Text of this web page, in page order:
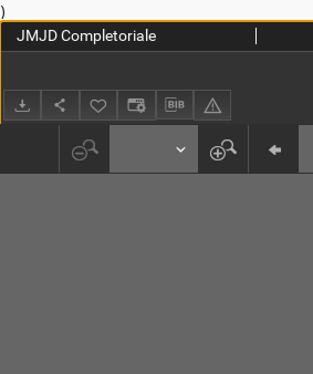
)
JMJD Completoriale